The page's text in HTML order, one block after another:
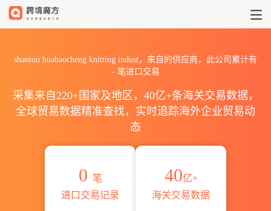
shantou huabaocheng knitting indust，来自的供应商，此公司累计有
-笔进口交易
采集来自220+国家及地区，40亿+条海关交易数据，
全球贸易数据精准查找，实时追踪海外企业贸易动
态
0 笔
进口交易记录
40亿+
海关交易数据